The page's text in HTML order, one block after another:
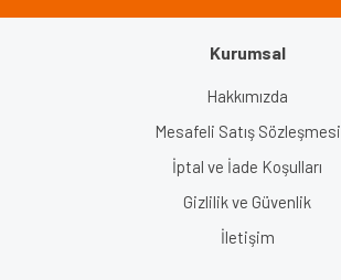
Kurumsal
Hakkımızda
Mesafeli Satış Sözleşmesi
İptal ve İade Koşulları
Gizlilik ve Güvenlik
İletişim